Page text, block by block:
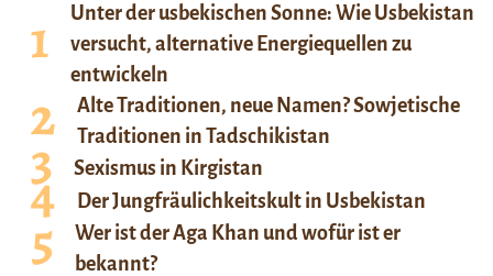
Unter der usbekischen Sonne: Wie Usbekistan
versucht, alternative Energiequellen zu
entwickeln
Alte Traditionen, neue Namen? Sowjetische
Traditionen in Tadschikistan
Sexismus in Kirgistan
Der Jungfräulichkeitskult in Usbekistan
Wer ist der Aga Khan und wofür ist er
bekannt?